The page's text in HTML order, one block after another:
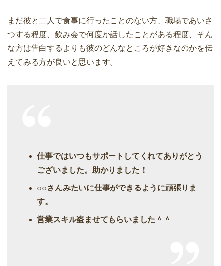
まだ彼と二人で食事に行ったことのない方、職場であいさ
つする程度、飲み会で何度か話したことがある程度、そん
な方は告白するよりも彼のどんなところが好きなのかを伝
えてみる方が良いと思います。
仕事ではいつもサポートしてくれてありがとう
ございました。助かりました！
○○さんみたいに仕事ができるように頑張りま
す。
営業スキル盗ませてもらいました＾＾